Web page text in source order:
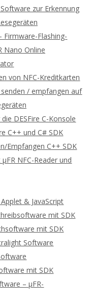
zur Erkennung
Firmware-Flashing-
Nano Online
von NFC-Kreditkarten
/ empfangen auf
DESFire C-Konsole
C++ und C# SDK
Empfangen C++ SDK
NFC-Reader und
& JavaScript
mit SDK
mit SDK
Software
mit SDK
– μFR-